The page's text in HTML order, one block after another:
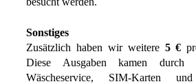
Sonstiges
Zusätzlich haben wir weitere 5 €
Diese Ausgaben kamen
Wäscheservice, SIM-Karten und